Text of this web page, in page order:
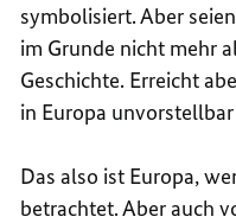
symbolisiert. Aber
im Grunde nicht mehr
Geschichte. Erreicht
in Europa
Das also ist Europa,
betrachtet. Aber auch